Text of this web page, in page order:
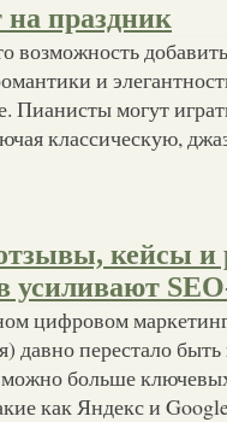
праздник
возможность
и
Пианисты могут
классическую,
кейсы и
усиливают
цифровом
давно перестало
больше
как Яндекс и